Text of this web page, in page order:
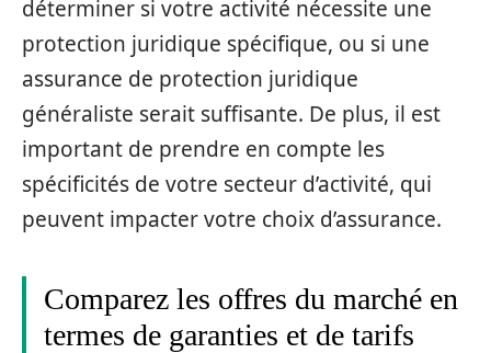
déterminer si votre activité nécessite une
protection juridique spécifique, ou si une
assurance de protection juridique
généraliste serait suffisante. De plus, il est
important de prendre en compte les
spécificités de votre secteur d’activité, qui
peuvent impacter votre choix d’assurance.
Comparez les offres du marché en
termes de garanties et de tarifs